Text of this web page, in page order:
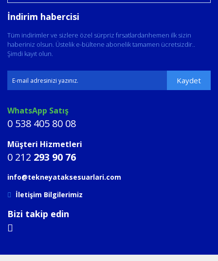
İndirim habercisi
Tüm indirimler ve sizlere özel sürpriz fırsatlardanhemen ilk sizin
haberiniz olsun. Üstelik e-bültene abonelik tamamen ücretsizdir..
Şimdi kayıt olun.
Kaydet
WhatsApp Satış
0 538 405 80 08
Müşteri Hizmetleri
0 212 293 90 76
info@tekneyataksesuarlari.com
İletişim Bilgilerimiz
Bizi takip edin